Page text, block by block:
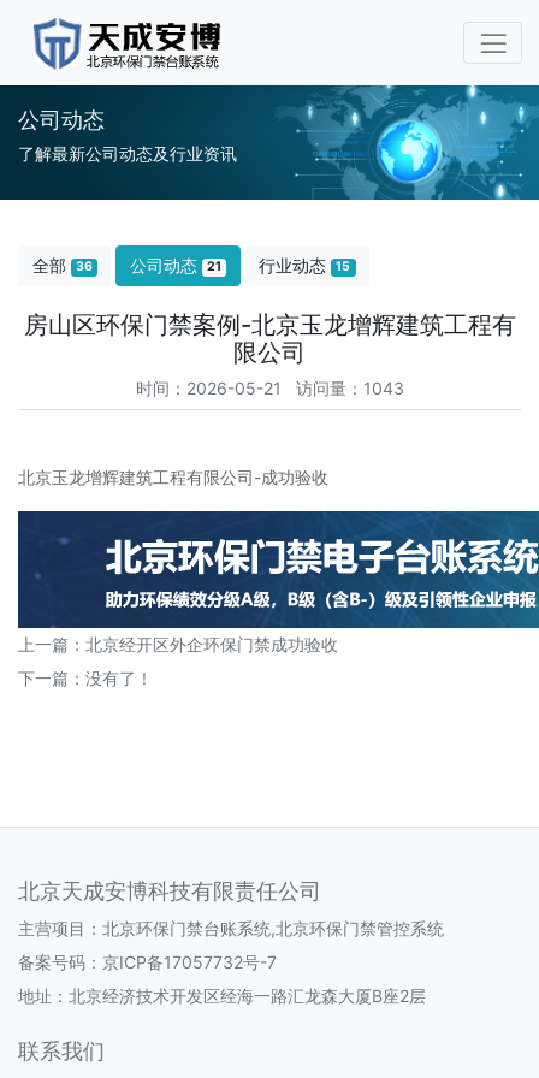
公司动态
了解最新公司动态及行业资讯
全部 36 公司动态 21 行业动态 15
房山区环保门禁案例-北京玉龙增辉建筑工程有
限公司
时间：2026-05-21 访问量：1043
北京玉龙增辉建筑工程有限公司-成功验收
上一篇： 北京经开区外企环保门禁成功验收
下一篇：没有了！
北京天成安博科技有限责任公司
主营项目：北京环保门禁台账系统,北京环保门禁管控系统
备案号码： 京ICP备17057732号-7
地址：北京经济技术开发区经海一路汇龙森大厦B座2层
联系我们